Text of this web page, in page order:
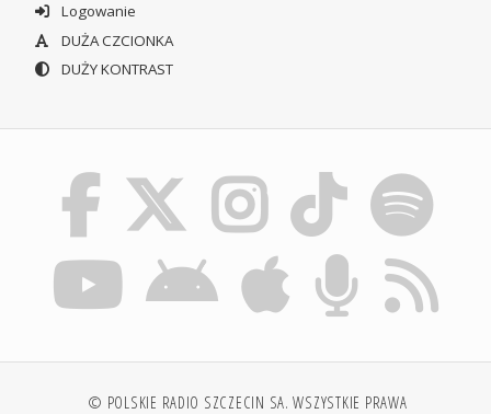
Logowanie
DUŻA CZCIONKA
DUŻY KONTRAST
© POLSKIE RADIO SZCZECIN SA. WSZYSTKIE PRAWA